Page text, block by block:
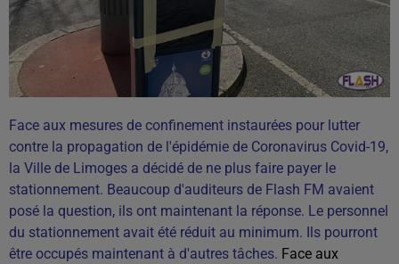
Face aux mesures de confinement instaurées pour lutter
contre la propagation de l'épidémie de Coronavirus Covid-19,
la Ville de Limoges a décidé de ne plus faire payer le
stationnement. Beaucoup d'auditeurs de Flash FM avaient
posé la question, ils ont maintenant la réponse. Le personnel
du stationnement avait été réduit au minimum. Ils pourront
être occupés maintenant à d'autres tâches. Face aux